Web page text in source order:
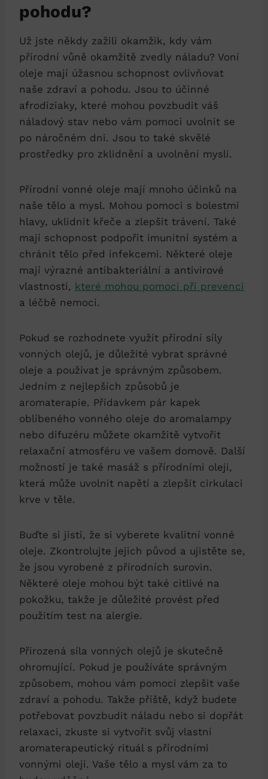
pohodu?
Už jste někdy zažili okamžik, kdy vám
přírodní vůně okamžitě zvedly náladu? Voní
oleje mají úžasnou schopnost ovlivňovat
naše zdraví a pohodu. Jsou to účinné
afrodiziaky, které mohou povzbudit váš
náladový stav nebo vám pomoci uvolnit se
po náročném dni. Jsou to také skvělé
prostředky pro zklidnění a uvolnění mysli.
Přírodní vonné oleje mají mnoho účinků na
naše tělo a mysl. Mohou pomoci s bolestmi
hlavy, uklidnit křeče a zlepšit trávení. Také
mají schopnost podpořit imunitní systém a
chránit tělo před infekcemi. Některé oleje
mají výrazné antibakteriální a antivirové
vlastnosti, které mohou pomoci při prevenci
a léčbě nemocí.
Pokud se rozhodnete využít přírodní síly
vonných olejů, je důležité vybrat správné
oleje a používat je správným způsobem.
Jedním z nejlepších způsobů je
aromaterapie. Přídavkem pár kapek
oblíbeného vonného oleje do aromalampy
nebo difuzéru můžete okamžitě vytvořit
relaxační atmosféru ve vašem domově. Další
možností je také masáž s přírodními oleji,
která může uvolnit napětí a zlepšit cirkulaci
krve v těle.
Buďte si jisti, že si vyberete kvalitní vonné
oleje. Zkontrolujte jejich původ a ujistěte se,
že jsou vyrobené z přírodních surovin.
Některé oleje mohou být také citlivé na
pokožku, takže je důležité provést před
použitím test na alergie.
Přirozená síla vonných olejů je skutečně
ohromující. Pokud je používáte správným
způsobem, mohou vám pomoci zlepšit vaše
zdraví a pohodu. Takže příště, když budete
potřebovat povzbudit náladu nebo si dopřát
relaxaci, zkuste si vytvořit svůj vlastní
aromaterapeutický rituál s přírodními
vonnými oleji. Vaše tělo a mysl vám za to